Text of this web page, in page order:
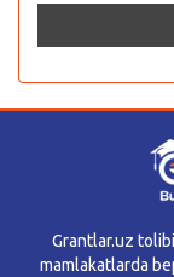
Grantlar.uz
mamlakatlarda